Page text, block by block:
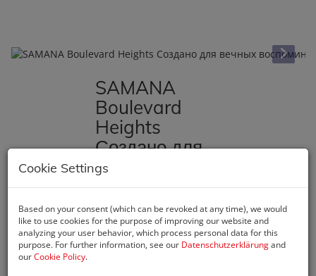
SAMANA
Boulevard
Heights
Создано для
вечных
воспоминаний
0000 Dubai, Al Safa Street
5
Cookie Settings
Based on your consent (which can be revoked at any time), we would
like to use cookies for the purpose of improving our website and
analyzing your user behavior, which process personal data for this
purpose. For further information, see our Datenschutzerklärungand
ourCookie Policy.